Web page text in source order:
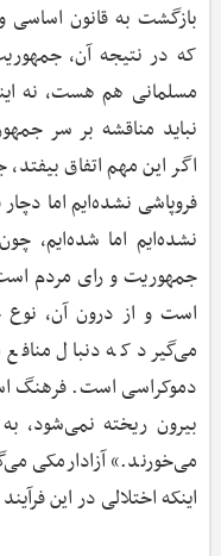
بازگشت به قانون
که در نتیجه آن،
مسلمانی هم هست، نه
نباید مناقشه بر سر
اگر این مهم اتفاق
فروپاشی نشده‌ایم اما
نشده‌ایم اما شده‌ایم،
جمهوریت و رای مردم
است و از درون آن،
می‌گیرد که دنبال
دموکراسی است. فرهنگ
بیرون ریخته نمی‌شود،
می‌خورند.» آزادارمکی
اینکه اختلالی در این